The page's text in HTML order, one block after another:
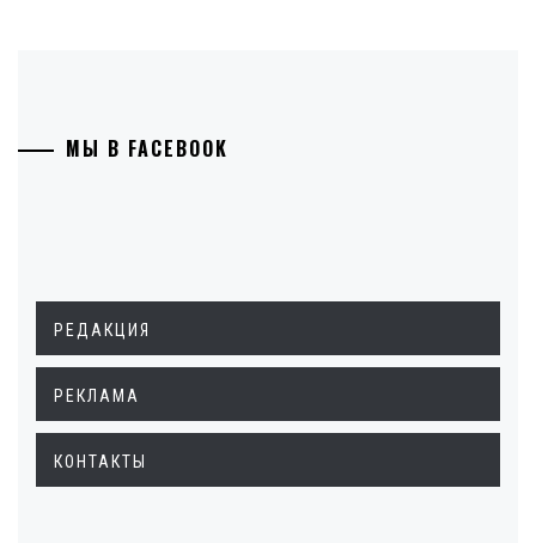
МЫ В FACEBOOK
РЕДАКЦИЯ
РЕКЛАМА
КОНТАКТЫ